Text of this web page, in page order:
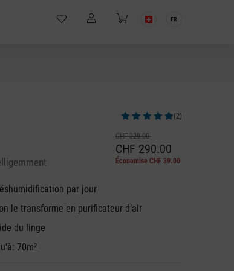
FR
(2)
CHF 329.00
CHF 290.00
Économise CHF 39.00
par jour
le transforme en purificateur d’air
du linge
70m²